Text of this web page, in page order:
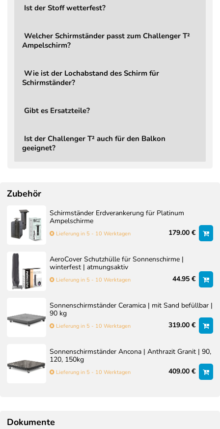
Kippbar
Ja, 2D (rückwärts und seitlich)
Verstellung
Verstellhebel
Mast
8,6 × 5,3 cm
LED
Nein (optional aufrüstbar)
Lieferumfang
Ampelschirm Challenger T² Premium,
Ist der Stoff wetterfest?
Welcher Schirmständer passt zum Challenger T²
Ampelschirm?
Wie ist der Lochabstand des Schirm für
Schirmständer?
Gibt es Ersatzteile?
Ist der Challenger T² auch für den Balkon
geeignet?
Zubehör
Schirmständer Erdverankerung für Platinum
Ampelschirme
Lieferung in 5 - 10 Werktagen 179.00 €
AeroCover Schutzhülle für Sonnenschirme |
winterfest | atmungsaktiv
Lieferung in 5 - 10 Werktagen 44.95 €
Sonnenschirmständer Ceramica | mit Sand befüllbar |
90 kg
Lieferung in 5 - 10 Werktagen 319.00 €
Sonnenschirmständer Ancona | Anthrazit Granit | 90,
120, 150kg
Lieferung in 5 - 10 Werktagen 409.00 €
Dokumente